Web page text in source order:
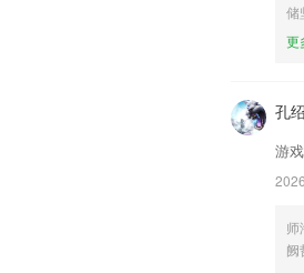
储
更
孔
游
师
阙